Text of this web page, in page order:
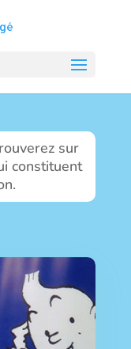
sur
constituent